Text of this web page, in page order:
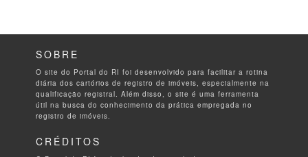
SOBRE
O site do Portal do RI foi desenvolvido para facilitar a rotina
diária dos cartórios de registro de imóveis, especialmente na
qualificação registral. Além disso, o site é uma ferramenta
útil na busca do conhecimento da prática empregada no
registro de imóveis.
CRÉDITOS